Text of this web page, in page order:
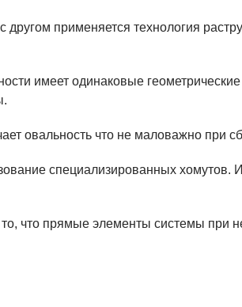
применяется технология
имеет одинаковые
овальность что не маловажно при
специализированных хомутов.
что прямые элементы системы при